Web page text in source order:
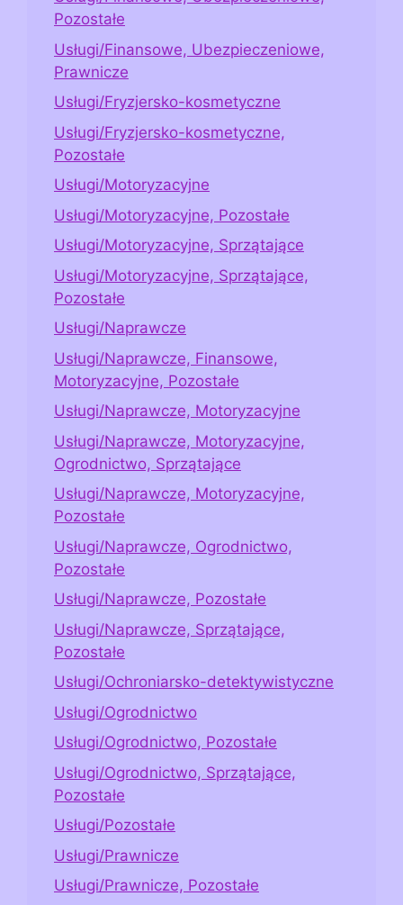
Pozostałe
Usługi/Finansowe, Ubezpieczeniowe,
Prawnicze
Usługi/Fryzjersko-kosmetyczne
Usługi/Fryzjersko-kosmetyczne,
Pozostałe
Usługi/Motoryzacyjne
Usługi/Motoryzacyjne, Pozostałe
Usługi/Motoryzacyjne, Sprzątające
Usługi/Motoryzacyjne, Sprzątające,
Pozostałe
Usługi/Naprawcze
Usługi/Naprawcze, Finansowe,
Motoryzacyjne, Pozostałe
Usługi/Naprawcze, Motoryzacyjne
Usługi/Naprawcze, Motoryzacyjne,
Ogrodnictwo, Sprzątające
Usługi/Naprawcze, Motoryzacyjne,
Pozostałe
Usługi/Naprawcze, Ogrodnictwo,
Pozostałe
Usługi/Naprawcze, Pozostałe
Usługi/Naprawcze, Sprzątające,
Pozostałe
Usługi/Ochroniarsko-detektywistyczne
Usługi/Ogrodnictwo
Usługi/Ogrodnictwo, Pozostałe
Usługi/Ogrodnictwo, Sprzątające,
Pozostałe
Usługi/Pozostałe
Usługi/Prawnicze
Usługi/Prawnicze, Pozostałe